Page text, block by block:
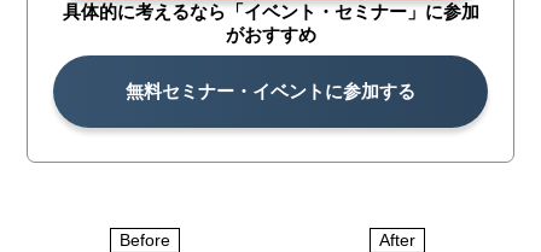
具体的に考えるなら「イベント・セミナー」に参加
がおすすめ
無料セミナー・イベントに参加する
Before After